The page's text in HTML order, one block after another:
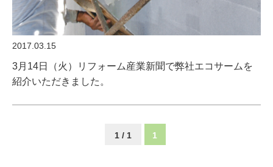
2017.03.15
3月14日（火）リフォーム産業新聞で弊社エコサームを
紹介いただきました。
1 / 1 1